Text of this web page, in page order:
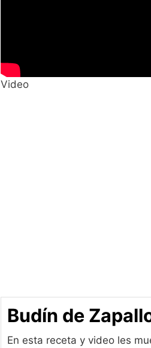
Video
Budín de
En esta receta y video les